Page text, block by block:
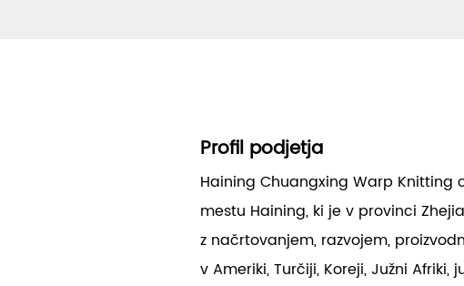
Profil podjetja
Haining Chuangxing Warp Knitting
mestu Haining, ki je v provinci
z načrtovanjem, razvojem,
v Ameriki, Turčiji, Koreji, Južni Afriki,